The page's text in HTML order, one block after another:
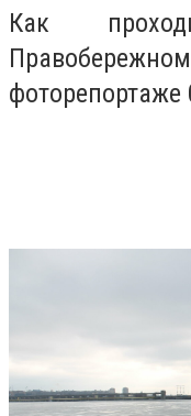
Как
фоторепортаже